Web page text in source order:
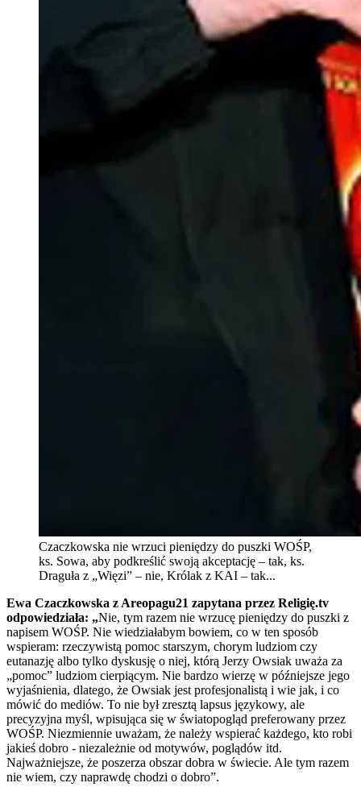
Czaczkowska nie wrzuci pieniędzy do puszki WOŚP,
ks. Sowa, aby podkreślić swoją akceptację – tak, ks.
Draguła z „Więzi” – nie, Królak z KAI – tak...
Ewa Czaczkowska z Areopagu21 zapytana przez Religię.tv
odpowiedziała: „Nie, tym razem nie wrzucę pieniędzy do puszki z
napisem WOŚP. Nie wiedziałabym bowiem, co w ten sposób
wspieram: rzeczywistą pomoc starszym, chorym ludziom czy
eutanazję albo tylko dyskusję o niej, którą Jerzy Owsiak uważa za
„pomoc” ludziom cierpiącym. Nie bardzo wierzę w późniejsze jego
wyjaśnienia, dlatego, że Owsiak jest profesjonalistą i wie jak, i co
mówić do mediów. To nie był zresztą lapsus językowy, ale
precyzyjna myśl, wpisująca się w światopogląd preferowany przez
WOŚP. Niezmiennie uważam, że należy wspierać każdego, kto robi
jakieś dobro - niezależnie od motywów, poglądów itd.
Najważniejsze, że poszerza obszar dobra w świecie. Ale tym razem
nie wiem, czy naprawdę chodzi o dobro”.